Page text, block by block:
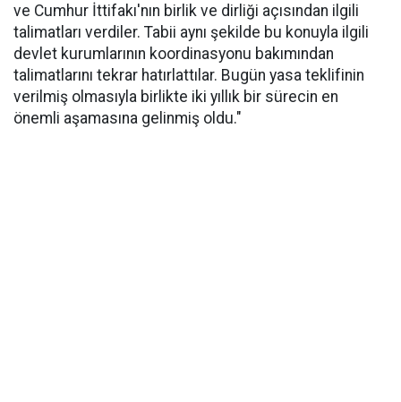
ve Cumhur İttifakı'nın birlik ve dirliği açısından ilgili
talimatları verdiler. Tabii aynı şekilde bu konuyla ilgili
devlet kurumlarının koordinasyonu bakımından
talimatlarını tekrar hatırlattılar. Bugün yasa teklifinin
verilmiş olmasıyla birlikte iki yıllık bir sürecin en
önemli aşamasına gelinmiş oldu."